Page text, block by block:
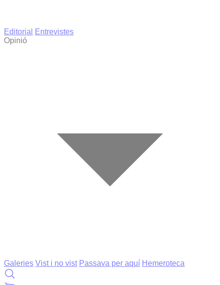
Editorial
Entrevistes
Opinió
Galeries Vist i no vist Passava per aquí Hemeroteca